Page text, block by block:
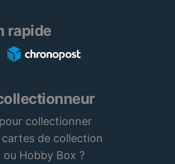
rapide
collectionner
cartes de collection
ou Hobby Box ?